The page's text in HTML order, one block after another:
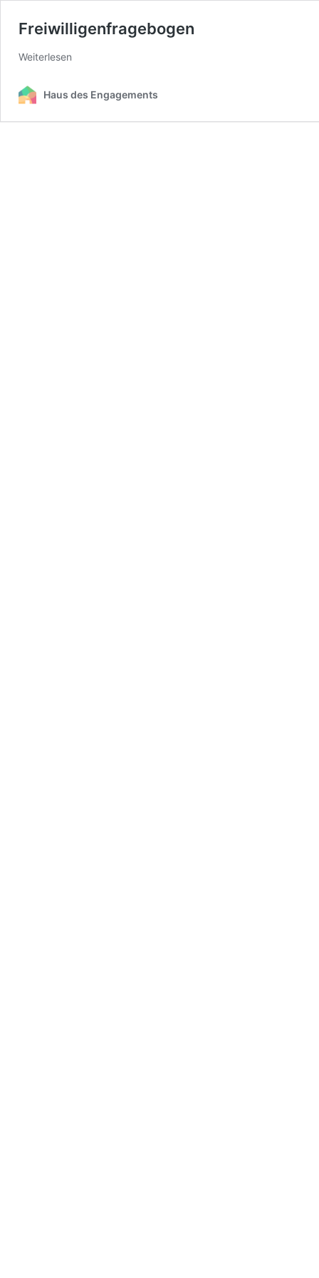
Freiwilligenfragebogen
Weiterlesen
Haus des Engagements